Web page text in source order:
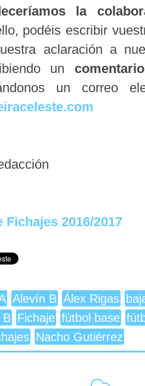
la
podéis escribir
aclaración a
un
un correo
Fichajes 2016/2017
Alevín B Álex Rigas
B Fichaje fútbol base
Nacho Gutiérrez